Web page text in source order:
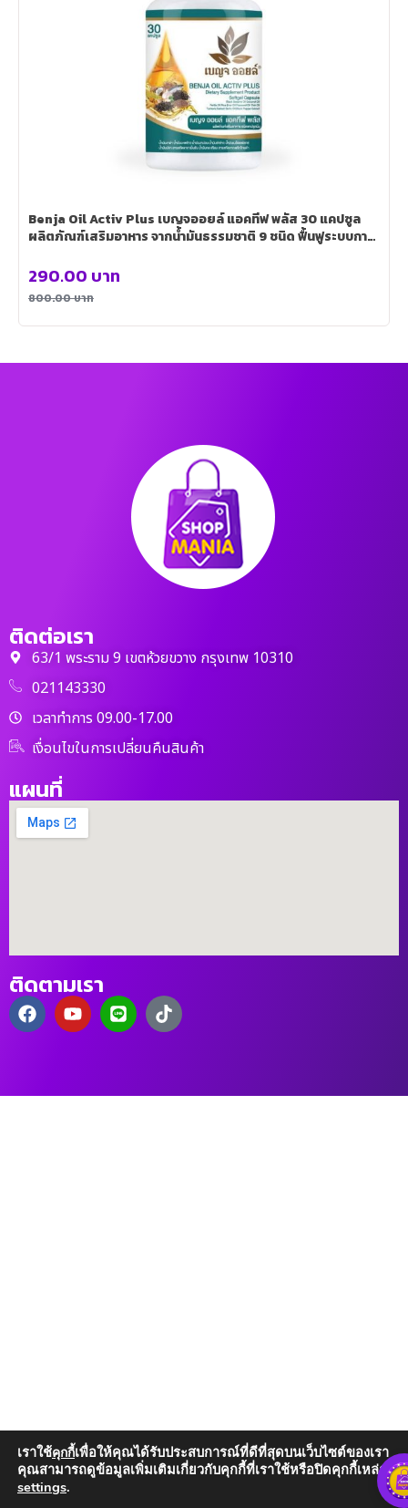
Benja Oil Activ Plus เบญจออยล์ แอคทีฟ พลัส 30 แคปซูล
ผลิตภัณฑ์เสริมอาหาร จากน้ำมันธรรมชาติ 9 ชนิด ฟื้นฟูระบบการ
800.00บาท
290.00 บาท
ติดต่อเรา
63/1 พระราม 9 เขตห้วยขวาง กรุงเทพ 10310
021143330
เวลาทำการ 09.00-17.00
เงื่อนไขในการเปลี่ยนคืนสินค้า
แผนที่
ติดตามเรา
เราใช้คุกกี้เพื่อให้คุณได้รับประสบการณ์ที่ดีที่สุดบนเว็บไซต์ของเรา
คุณสามารถดูข้อมูลเพิ่มเติมเกี่ยวกับคุกกี้ที่เราใช้หรือปิดคุกกี้เหล่านั้น
settings.